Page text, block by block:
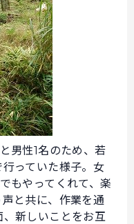
男性1名のため、若
っていた様子。女
もやってくれて、楽
と共に、作業を通
、新しいことをお互